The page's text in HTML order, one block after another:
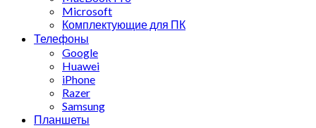
Microsoft
Комплектующие для ПК
Телефоны
Google
Huawei
iPhone
Razer
Samsung
Планшеты